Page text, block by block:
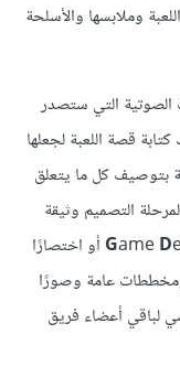
وملابسها والأسلحة
الصوتية التي ستصدر
قصة اللعبة لجعلها
بتوصيف كل ما يتعلق
التصميم وثيقة
GameD
عامة وصورًا
لباقي أعضاء فريق